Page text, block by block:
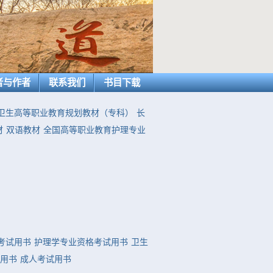
与作者 联系我们 书目下载
生高等职业教育规划教材（专科）
长
双语教材 全国高等职业教育护理专业
试用书 护理学专业资格考试用书 卫生
书 成人考试用书